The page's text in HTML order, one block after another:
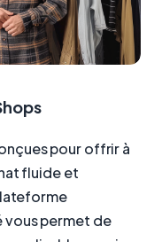
pour offrir à
fluide et
permet de